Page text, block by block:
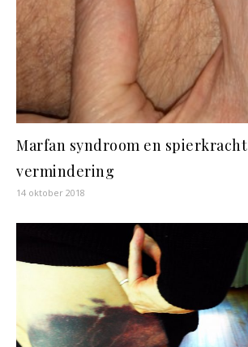
Marfan syndroom en spierkracht
vermindering
14 oktober 2018